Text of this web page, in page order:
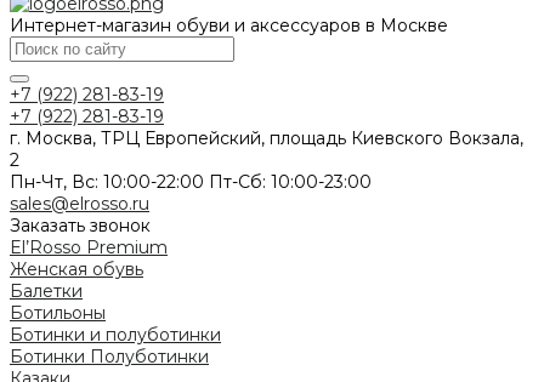
Интернет-магазин обуви и аксессуаров в Москве
+7 (922) 281-83-19
+7 (922) 281-83-19
г. Москва, ТРЦ Европейский, площадь Киевского Вокзала,
2
Пн-Чт, Вс: 10:00-22:00 Пт-Сб: 10:00-23:00
sales@elrosso.ru
Заказать звонок
El’Rosso Premium
Женская обувь
Балетки
Ботильоны
Ботинки и полуботинки
Ботинки Полуботинки